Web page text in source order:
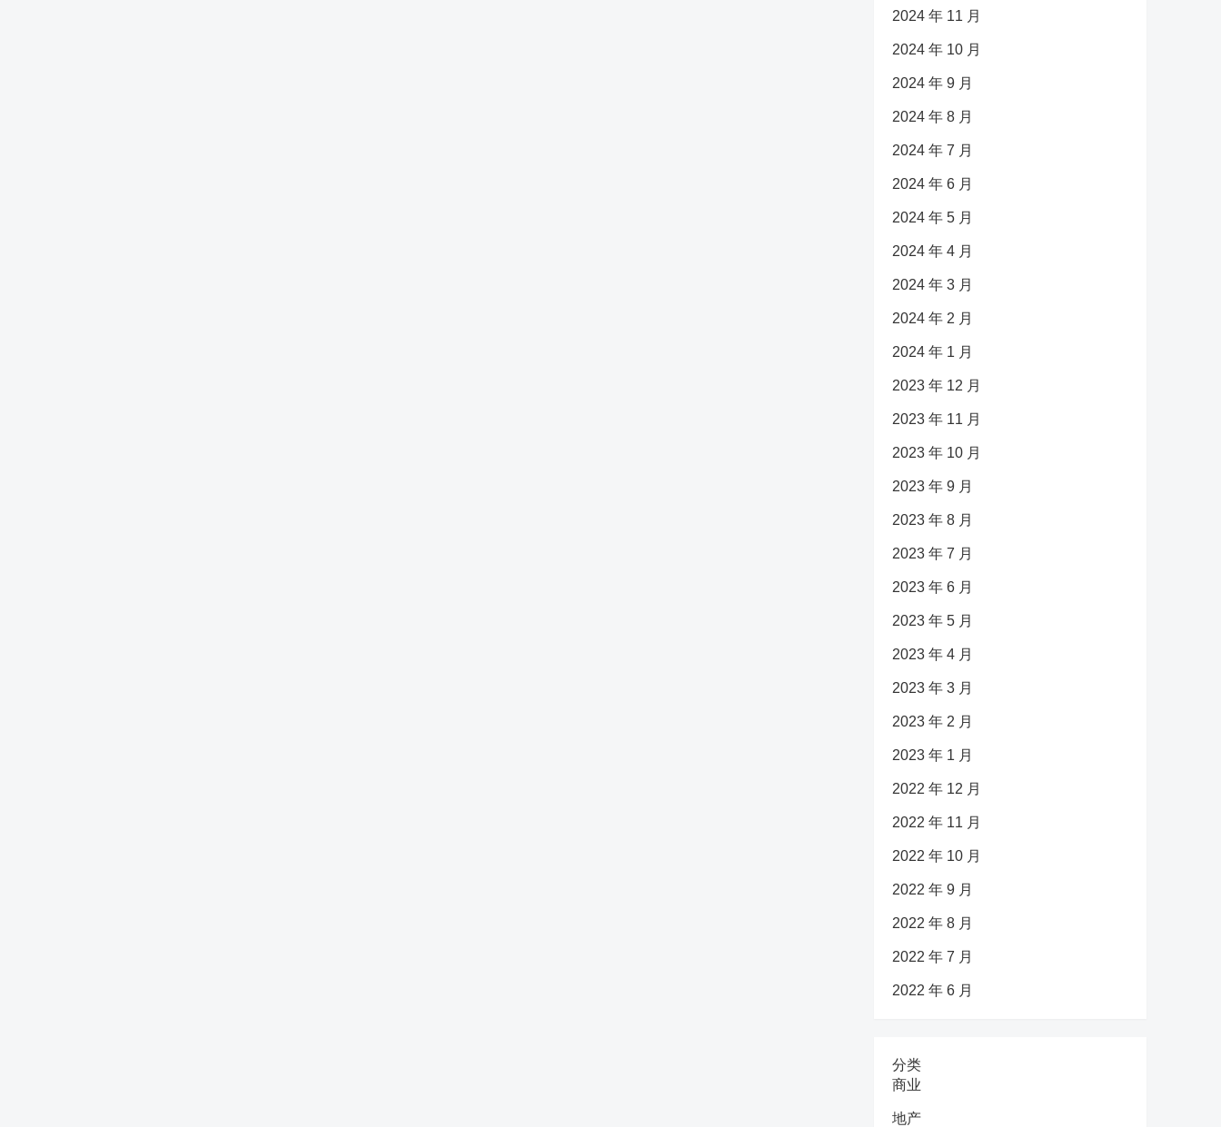
2024 年 11 月
2024 年 10 月
2024 年 9 月
2024 年 8 月
2024 年 7 月
2024 年 6 月
2024 年 5 月
2024 年 4 月
2024 年 3 月
2024 年 2 月
2024 年 1 月
2023 年 12 月
2023 年 11 月
2023 年 10 月
2023 年 9 月
2023 年 8 月
2023 年 7 月
2023 年 6 月
2023 年 5 月
2023 年 4 月
2023 年 3 月
2023 年 2 月
2023 年 1 月
2022 年 12 月
2022 年 11 月
2022 年 10 月
2022 年 9 月
2022 年 8 月
2022 年 7 月
2022 年 6 月
分类
商业
地产